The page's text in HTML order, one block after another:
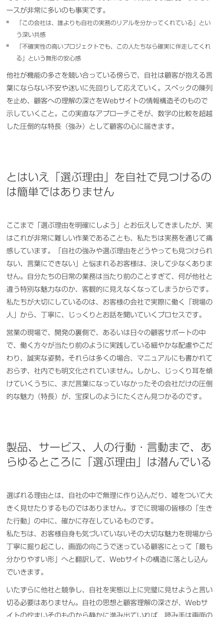
ースが非常に多いのも事実です。
「この会社は、誰よりも自社の実務のリアルを分かってくれている」とい
う深い共感
「不確実性の高いプロジェクトでも、この人たちなら確実に伴走してくれ
る」という無形の安心感
他社が機能の多さを競い合っている傍らで、自社は顧客が抱える言
葉にならない不安や迷いに先回りして応えていく。スペックの陳列
を止め、顧客への理解の深さをWebサイトの情報構造そのもので
示していくこと。この実直なアプローチこそが、数字の比較を超越
した圧倒的な特長（強み）として顧客の心に届きます。
とはいえ「選ぶ理由」を自社で見つけるの
は簡単ではありません
ここまで「選ぶ理由を明確にしよう」とお伝えしてきましたが、実
はこれが非常に難しい作業であることも、私たちは実務を通じて痛
感しています。「自社の強みや選ぶ理由をどうやっても見つけられ
ない、言葉にできない」と悩まれるお客様は、決して少なくありま
せん。自分たちの日常の業務は当たり前のことすぎて、何が他社と
違う特別な魅力なのか、客観的に見えなくなってしまうからです。
私たちが大切にしているのは、お客様の会社で実際に働く「現場の
人」から、丁寧に、じっくりとお話を聞いていくプロセスです。
営業の現場で、開発の裏側で、あるいは日々の顧客サポートの中
で、働く方々が当たり前のように実践している細やかな配慮やこだ
わり、誠実な姿勢。それらは多くの場合、マニュアルにも書かれて
おらず、社内でも明文化されていません。しかし、じっくり耳を傾
けていくうちに、まだ言葉になっていなかったその会社だけの圧倒
的な魅力（特長）が、宝探しのようにたくさん見つかるのです。
製品、サービス、人の行動・言動まで、あ
らゆるところに「選ぶ理由」は潜んでいる
選ばれる理由とは、自社の中で無理に作り込んだり、嘘をついて大
きく見せたりするものではありません。すでに現場の皆様の「生き
た行動」の中に、確かに存在しているものです。
私たちは、お客様自身も気づいていないその大切な魅力を現場から
丁寧に掘り起こし、画面の向こうで迷っている顧客にとって「最も
分かりやすい形」へと翻訳して、Webサイトの構造に落とし込ん
でいきます。
いたずらに他社と競争し、自社を実態以上に完璧に見せようと言い
切る必要はありません。自社の思想と顧客理解の深さが、Webサ
イトの佇まいそのものから静かに滲み出ていれば、読み手は画面の